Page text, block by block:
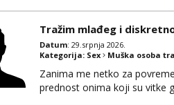
“odrađuje”,...
Tražim mlađeg i
Datum: 29.srpnja 2026.
Kategorija: Sex Muška osoba
Zanima me netko za
prednost onima koji su vitke